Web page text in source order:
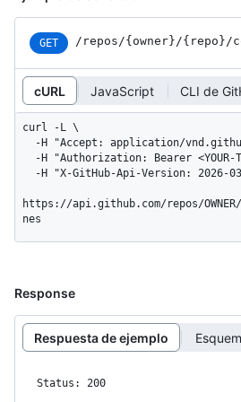
GET /repos/{owner}/{repo}/
cURL JavaScript CLI de
curl -L \
https://api.github.com/repos/OWNER/
nes
Response
Respuesta de ejemplo
Status: 200